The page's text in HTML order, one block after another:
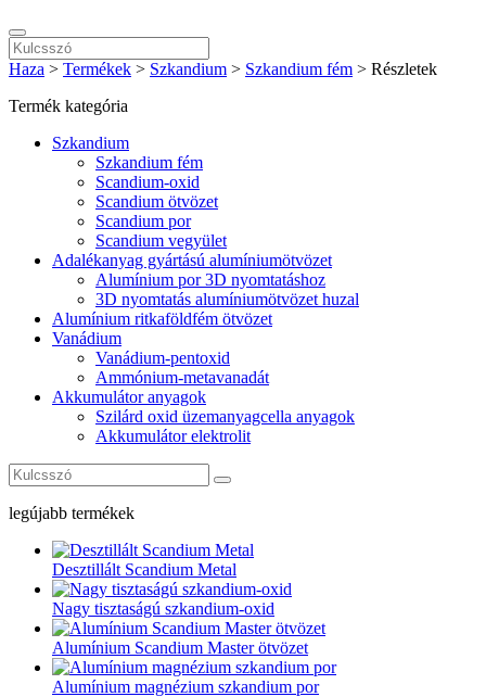
Haza > Termékek > Szkandium > Szkandium fém > Részletek
Termék kategória
Szkandium
Szkandium fém
Scandium-oxid
Scandium ötvözet
Scandium por
Scandium vegyület
Adalékanyag gyártású alumíniumötvözet
Alumínium por 3D nyomtatáshoz
3D nyomtatás alumíniumötvözet huzal
Alumínium ritkaföldfém ötvözet
Vanádium
Vanádium-pentoxid
Ammónium-metavanadát
Akkumulátor anyagok
Szilárd oxid üzemanyagcella anyagok
Akkumulátor elektrolit
legújabb termékek
Desztillált Scandium Metal
Nagy tisztaságú szkandium-oxid
Alumínium Scandium Master ötvözet
Alumínium magnézium szkandium por